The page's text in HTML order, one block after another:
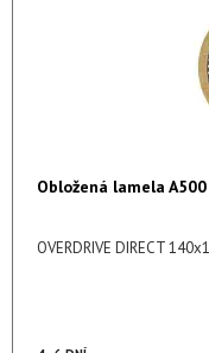
Obložená lamela
OVERDRIVE DIRECT